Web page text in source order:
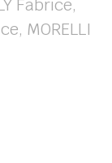
Fabrice,
MORELLI